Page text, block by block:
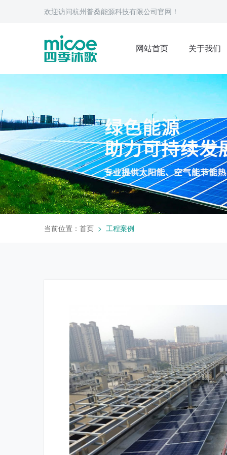
欢迎访问杭州普桑能源科技有限公司官网！
网站首页 关于我们
当前位置： 首页 工程案例